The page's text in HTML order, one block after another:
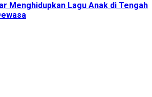
Menghidupkan Lagu Anak di Tengah